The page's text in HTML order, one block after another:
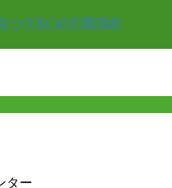
ー(YRC)の行動指針
ター